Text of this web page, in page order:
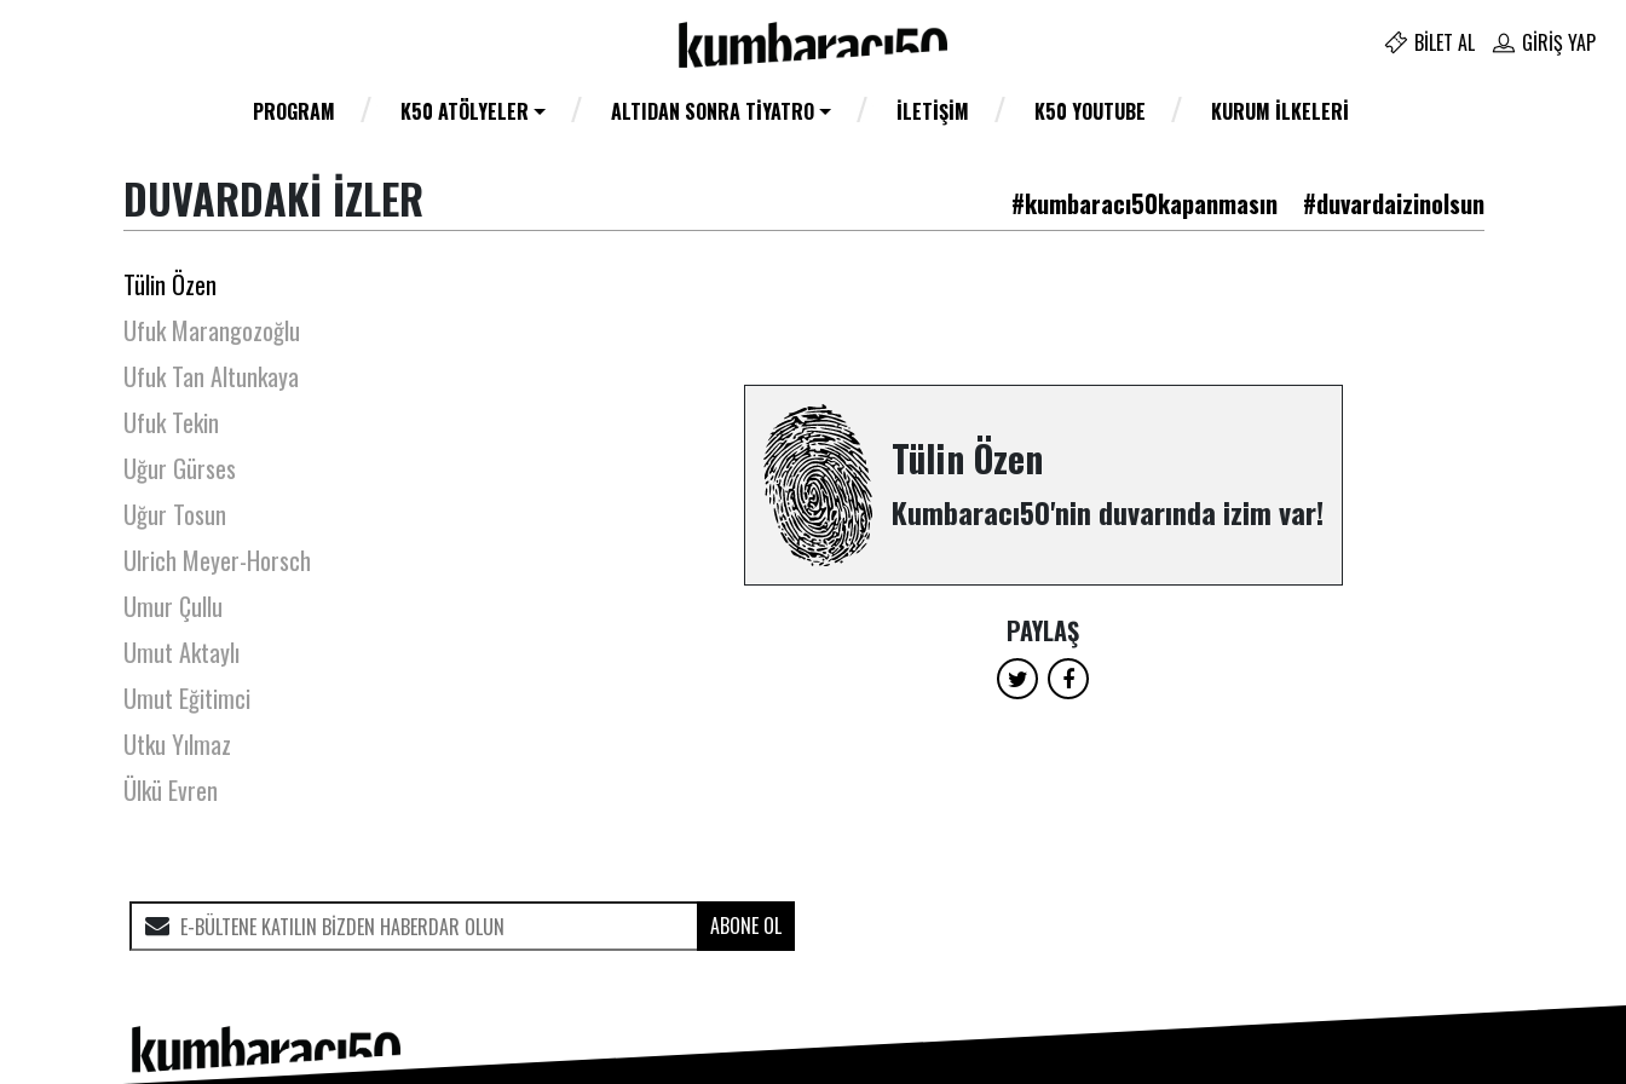
BILET AL GIRIŞ YAP
PROGRAM K50 ATÖLYELER ALTIDAN SONRA TIYATRO İLETIŞIM K50 YOUTUBE KURUM İLKELERI
DUVARDAKİ İZLER #kumbaracı50kapanmasın #duvardaizinolsun
Tülay Günal
Tülin Gümüştekin
Tülin Özen
Ufuk Marangozoğlu
Ufuk Tan Altunkaya
Ufuk Tekin
Uğur Gürses
Uğur Tosun
Ulrich Meyer-Horsch
Umur Çullu
Umut Aktaylı
Umut Eğitimci
Utku Yılmaz
Ülkü Evren
Ümit Sever
Vuslat Karan
Yağız Ay
Tülin Özen
Kumbaracı50'nin duvarında izim var!
PAYLAŞ
ABONE OL